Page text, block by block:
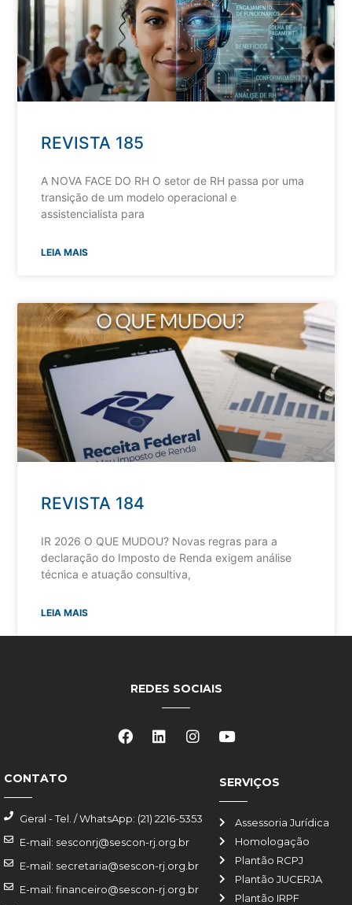
REVISTA 185
A NOVA FACE DO RH O setor de RH passa por uma
transição de um modelo operacional e
assistencialista para
LEIA MAIS
REVISTA 184
IR 2026 O QUE MUDOU? Novas regras para a
declaração do Imposto de Renda exigem análise
técnica e atuação consultiva,
LEIA MAIS
SERVIÇOS
Assessoria Jurídica
Homologação
Plantão RCPJ
Plantão JUCERJA
Plantão IRPF
CONTATO
Geral - Tel. / WhatsApp: (21) 2216-5353
E-mail: sesconrj@sescon-rj.org.br
E-mail: secretaria@sescon-rj.org.br
E-mail: financeiro@sescon-rj.org.br
REDES SOCIAIS